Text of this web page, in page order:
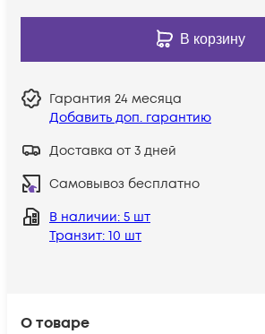
О товаре
В корзину
Гарантия 24 месяца
Добавить доп. гарантию
Доставка от 3 дней
Самовывоз бесплатно
В наличии: 5 шт
Транзит: 10 шт